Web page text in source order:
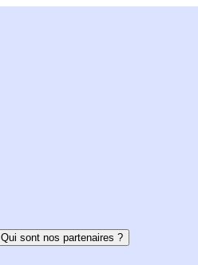
Qui sont nos partenaires ?